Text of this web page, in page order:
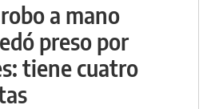
a mano
preso por
tiene cuatro